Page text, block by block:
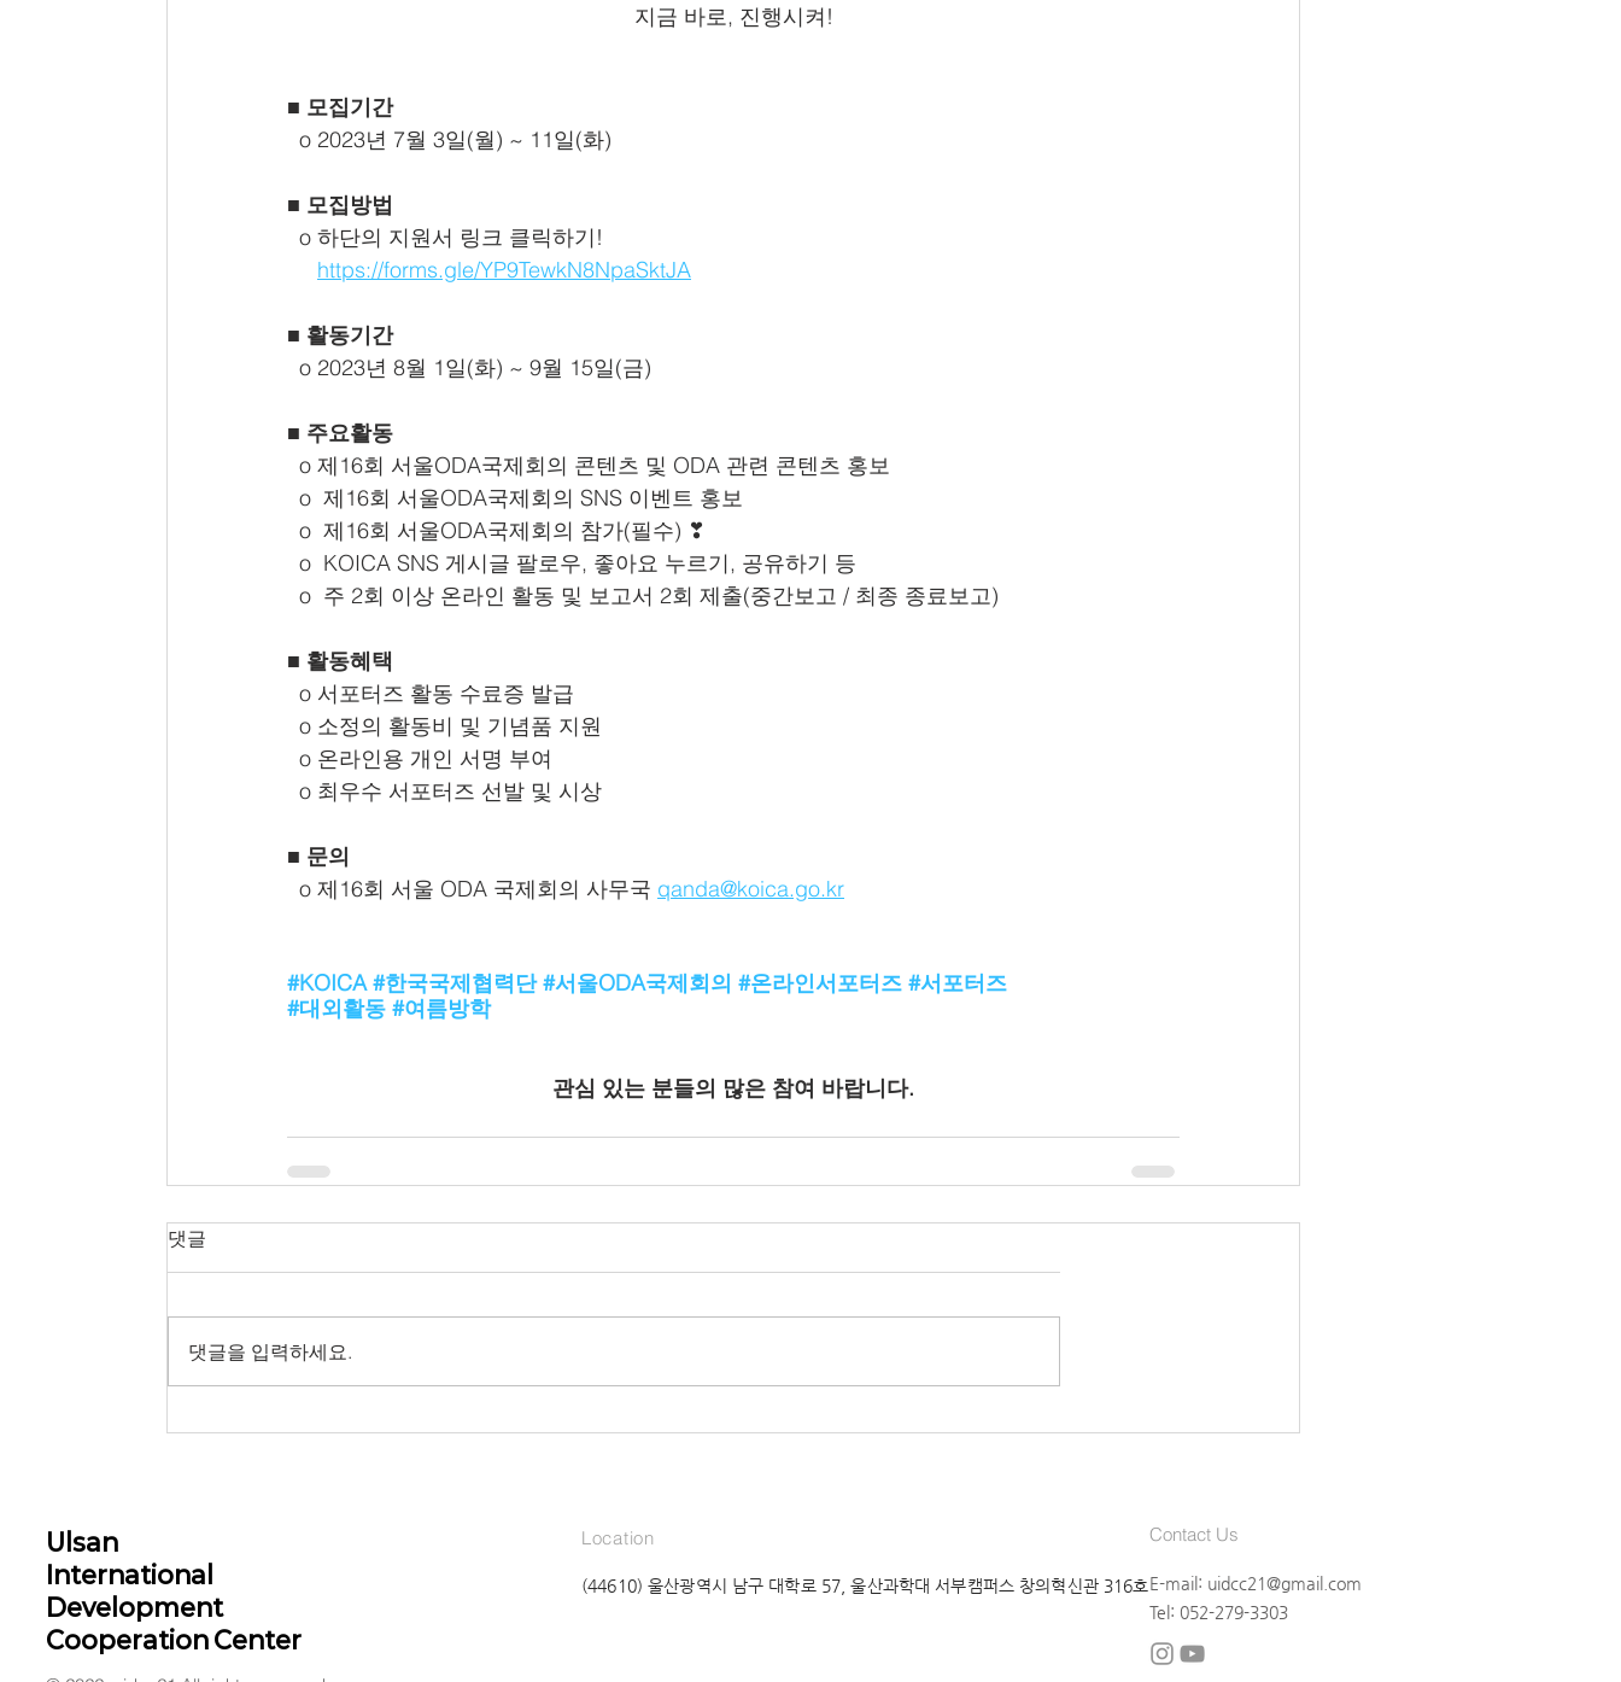
지금 바로, 진행시켜!
■ 모집기간
o 2023년 7월 3일(월) ~ 11일(화)
■ 모집방법
o 하단의 지원서 링크 클릭하기!
https://forms.gle/YP9TewkN8NpaSktJA
■ 활동기간
o 2023년 8월 1일(화) ~ 9월 15일(금)
■ 주요활동
o 제16회 서울ODA국제회의 콘텐츠 및 ODA 관련 콘텐츠 홍보
  o
제16회 서울ODA국제회의 SNS 이벤트 홍보
  o
제16회 서울ODA국제회의 참가(필수) ❣
  o
KOICA SNS 게시글 팔로우, 좋아요 누르기, 공유하기 등
  o
주 2회 이상 온라인 활동 및 보고서 2회 제출(중간보고 / 최종 종료보고)
■ 활동혜택
o 서포터즈 활동 수료증 발급
  o 소정의 활동비 및 기념품 지원
  o 온라인용 개인 서명 부여
  o 최우수 서포터즈 선발 및 시상
■ 문의
o 제16회 서울 ODA 국제회의 사무국 qanda@koica.go.kr
#KOICA #한국국제협력단 #서울ODA국제회의 #온라인서포터즈 #서포터즈
#대외활동 #여름방학
관심 있는 분들의 많은 참여 바랍니다.
댓글
댓글을 입력하세요.
Ulsan
International
Development
Cooperation Center
Location
(44610) 울산광역시 남구 대학로 57, 울산과학대 서부캠퍼스 창의혁신관 316호
Contact Us
E-mail: uidcc21@gmail.com
Tel: 052-279-3303